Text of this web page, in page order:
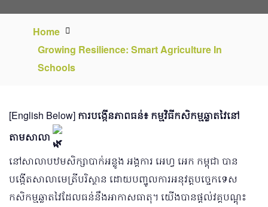
Home
Growing Resilience: Smart Agriculture In
Schools
[English Below] ការបង្កើនភាពធន់៖ កម្មវិធីកសិកម្មឆ្លាតវៃនៅ
តាមសាលា
នៅសាលាបឋមសិក្សាបាក់អន្លូង អង្គការ អេហ្វ អេក កម្ពុជា បាន
បង្កើតសាលាមេត្រីបរិស្ថាន ដោយបញ្ចូលការអនុវត្តបច្ចេកទេស
កសិកម្មឆ្លាតវៃដែលធន់នឹងអាកាសធាតុ។ យើងបានផ្តល់វគ្គបណ្តុះ